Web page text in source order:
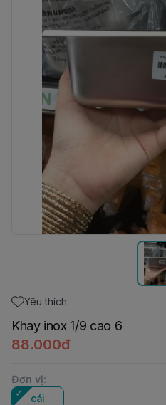
Yêu thích
Khay inox 1/9 cao 6
88.000đ
Đơn vị:
cái